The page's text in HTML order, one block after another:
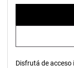
Disfrutá de